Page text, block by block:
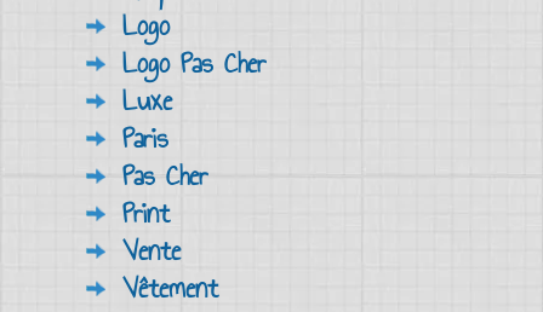
Logo
Logo Pas Cher
Luxe
Paris
Pas Cher
Print
Vente
Vêtement